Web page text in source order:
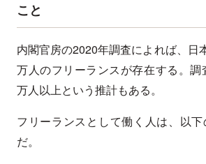
こと
内閣官房の2020年調査によれば、日
万人のフリーランスが存在する。調
万人以上という推計もある。
フリーランスとして働く人は、以
だ。